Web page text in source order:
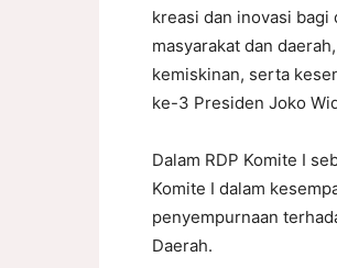
kreasi dan inovasi bagi
masyarakat dan
kemiskinan, serta
ke-3 Presiden Joko
Dalam RDP Komite I
Komite I dalam
penyempurnaan
Daerah.